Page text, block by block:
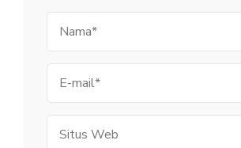
mail
Web